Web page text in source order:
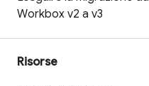
Workbox v2 a v3
Risorse